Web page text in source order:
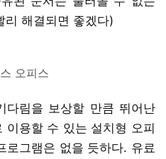
리 해결되면 좋겠다)
오피스
다림을 보상할 만큼 뛰어난
이용할 수 있는 설치형 오피
로그램은 없을 듯하다. 유료